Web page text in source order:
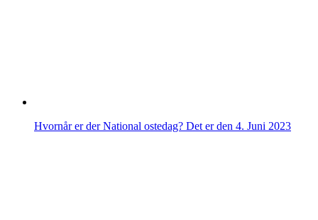
Hvornår er der National ostedag? Det er den 4. Juni 2023